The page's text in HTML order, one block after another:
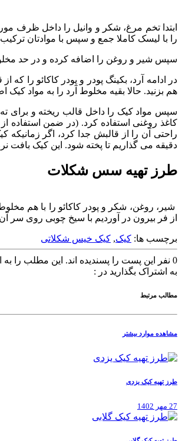
را با لیسک کاملا جمع و سپس با موادتان
سپس شیر و روغن را اضافه کرده و در حد
در ادامه آرد، بکینگ پودر و پودر کاکائو را
هم بزنید. حالا بقیه مخلوط آرد را به مواد
سپس مواد کیک را داخل قالب ریخته و برای
کاغذ روغنی استفاده کرد. (در ضمن استفاده
دقیقه می گذاریم تا پخته شود. این کیک
طرز تهیه سس شکلات
از فر بیرون در آوردیم با سیخ چوبی روی سر
برچسب ها: کیک, کیک خیس شکلاتی
0 نفر این پست را پسندیده اند. این مطلب را به
به اشتراک بگذارید در :
مطالب مرتبط
مشاهده موارد بیشتر
طرز تهیه کیک یزدی
27 مهر 1402